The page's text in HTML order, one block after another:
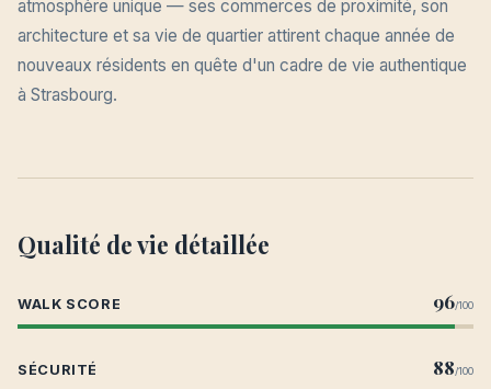
atmosphère unique — ses commerces de proximité, son
architecture et sa vie de quartier attirent chaque année de
nouveaux résidents en quête d'un cadre de vie authentique
à Strasbourg.
Qualité de vie détaillée
WALK SCORE 96/100
SÉCURITÉ 88/100